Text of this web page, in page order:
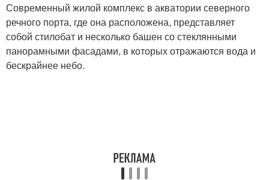
Современный жилой комплекс в акватории северного
речного порта, где она расположена, представляет
собой стилобат и несколько башен со стеклянными
панорамными фасадами, в которых отражаются вода и
бескрайнее небо.